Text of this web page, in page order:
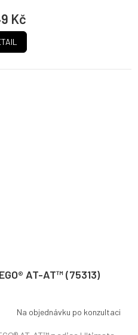
Kč
AT-AT™ (75313)
Na objednávku po konzultaci